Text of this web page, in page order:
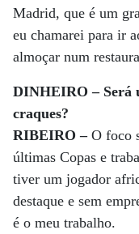
Madrid, que é um
eu chamarei para ir
almoçar num
DINHEIRO – Será
craques?
RIBEIRO – O foco
últimas Copas e
tiver um jogador
destaque e sem
é o meu trabalho.